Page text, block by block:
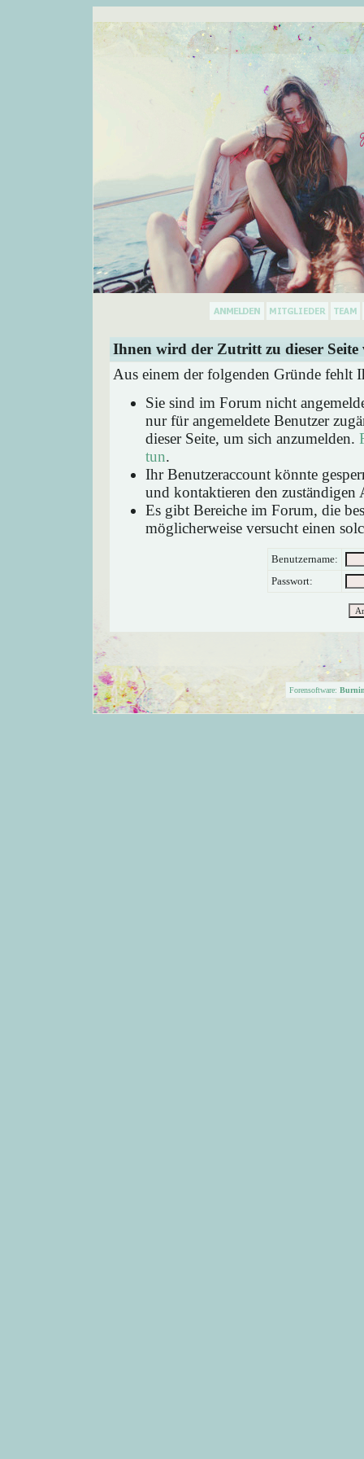
Ihnen wird der Zutritt zu dieser Seite
Aus einem der folgenden Gründe fehlt
Sie sind im Forum nicht
nur für angemeldete Benutzer
dieser Seite, um sich anzumelden.
tun.
Ihr Benutzeraccount könnte
und kontaktieren den zuständigen
Es gibt Bereiche im Forum, die
möglicherweise versucht einen
Benutzername:
Passwort:
Forensoftware: